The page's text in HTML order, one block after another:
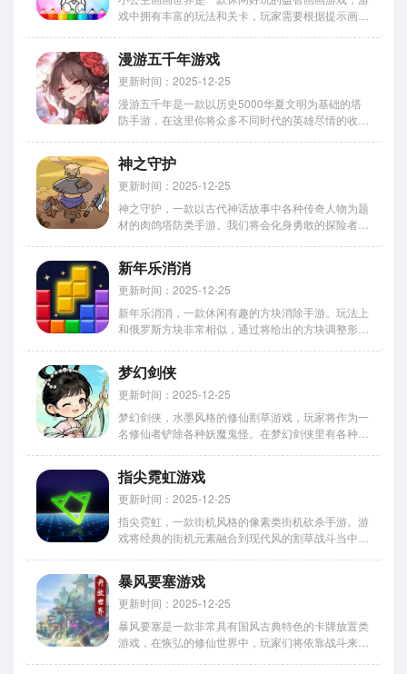
戏中拥有丰富的玩法和关卡，玩家需要根据提示画出
世界，体验多样乐趣。 软件特色 游戏中孩子们会遇
到不同的童话人物，...
漫游五千年游戏
更新时间：2025-12-25
漫游五千年是一款以历史5000华夏文明为基础的塔
防手游，在这里你将众多不同时代的英雄尽情的收纳
释放出更多的实力。 漫游五千年游戏怎么样 1、丰富
的历史元素 涵...
神之守护
更新时间：2025-12-25
神之守护，一款以古代神话故事中各种传奇人物为题
材的肉鸽塔防类手游。我们将会化身勇敢的探险者，
满了未知和惊喜的奇幻冒险之旅！ 游戏中我们可以
自由的组合局内的英雄...
新年乐消消
更新时间：2025-12-25
新年乐消消，一款休闲有趣的方块消除手游。玩法上
和俄罗斯方块非常相似，通过将给出的方块调整形
过关获得奖励！海量关卡可以尽情的挑战，每一关都
有丰富的内容等着你！ ...
梦幻剑侠
更新时间：2025-12-25
梦幻剑侠，水墨风格的修仙割草游戏，玩家将作为一
名修仙者铲除各种妖魔鬼怪。在梦幻剑侠里有各种法
式可以给你不一样的乐趣，不断消灭更多的敌人来感
受最解压的割草过程吧...
指尖霓虹游戏
更新时间：2025-12-25
指尖霓虹，一款街机风格的像素类街机砍杀手游。游
戏将经典的街机元素融合到现代风的割草战斗当中，
来收集各种炫酷的武器，不断强化自身能力，获得源
源不断的积分！ 游戏...
暴风要塞游戏
更新时间：2025-12-25
暴风要塞是一款非常具有国风古典特色的卡牌放置类
游戏，在恢弘的修仙世界中，玩家们将依靠战斗来收